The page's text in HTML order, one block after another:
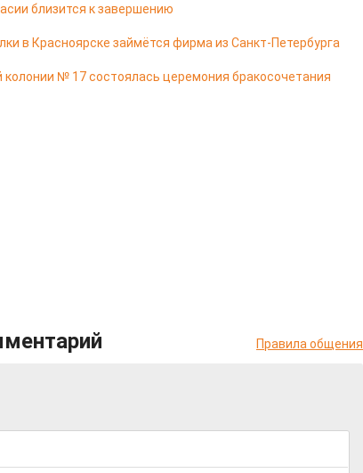
близится к завершению
в Красноярске займётся фирма из Санкт-Петербурга
колонии № 17 состоялась церемония бракосочетания
Правила общения